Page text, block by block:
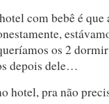
com bebê é que
os 2
depois dele…
hotel, pra não